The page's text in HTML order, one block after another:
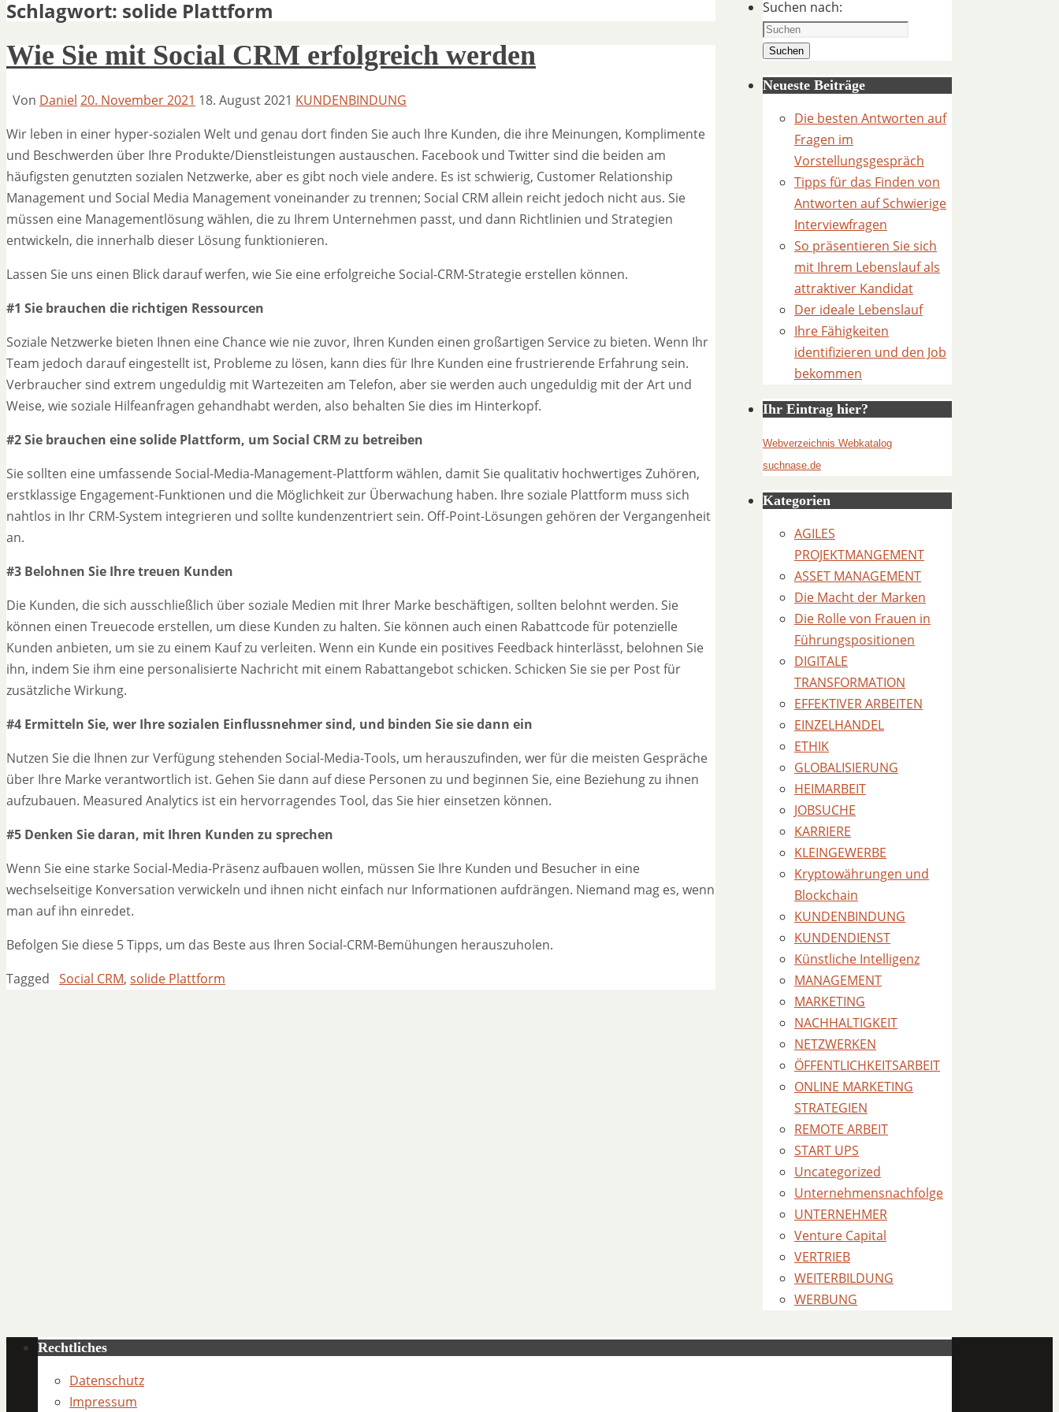
Schlagwort: solide Plattform
Wie Sie mit Social CRM erfolgreich werden
Von Daniel 20. November 2021 18. August 2021 KUNDENBINDUNG
Wir leben in einer hyper-sozialen Welt und genau dort finden Sie auch Ihre Kunden, die ihre Meinungen, Komplimente
und Beschwerden über Ihre Produkte/Dienstleistungen austauschen. Facebook und Twitter sind die beiden am
häufigsten genutzten sozialen Netzwerke, aber es gibt noch viele andere. Es ist schwierig, Customer Relationship
Management und Social Media Management voneinander zu trennen; Social CRM allein reicht jedoch nicht aus. Sie
müssen eine Managementlösung wählen, die zu Ihrem Unternehmen passt, und dann Richtlinien und Strategien
entwickeln, die innerhalb dieser Lösung funktionieren.
Lassen Sie uns einen Blick darauf werfen, wie Sie eine erfolgreiche Social-CRM-Strategie erstellen können.
#1 Sie brauchen die richtigen Ressourcen
Soziale Netzwerke bieten Ihnen eine Chance wie nie zuvor, Ihren Kunden einen großartigen Service zu bieten. Wenn Ihr
Team jedoch darauf eingestellt ist, Probleme zu lösen, kann dies für Ihre Kunden eine frustrierende Erfahrung sein.
Verbraucher sind extrem ungeduldig mit Wartezeiten am Telefon, aber sie werden auch ungeduldig mit der Art und
Weise, wie soziale Hilfeanfragen gehandhabt werden, also behalten Sie dies im Hinterkopf.
#2 Sie brauchen eine solide Plattform, um Social CRM zu betreiben
Sie sollten eine umfassende Social-Media-Management-Plattform wählen, damit Sie qualitativ hochwertiges Zuhören,
erstklassige Engagement-Funktionen und die Möglichkeit zur Überwachung haben. Ihre soziale Plattform muss sich
nahtlos in Ihr CRM-System integrieren und sollte kundenzentriert sein. Off-Point-Lösungen gehören der Vergangenheit
an.
#3 Belohnen Sie Ihre treuen Kunden
Die Kunden, die sich ausschließlich über soziale Medien mit Ihrer Marke beschäftigen, sollten belohnt werden. Sie
können einen Treuecode erstellen, um diese Kunden zu halten. Sie können auch einen Rabattcode für potenzielle
Kunden anbieten, um sie zu einem Kauf zu verleiten. Wenn ein Kunde ein positives Feedback hinterlässt, belohnen Sie
ihn, indem Sie ihm eine personalisierte Nachricht mit einem Rabattangebot schicken. Schicken Sie sie per Post für
zusätzliche Wirkung.
#4 Ermitteln Sie, wer Ihre sozialen Einflussnehmer sind, und binden Sie sie dann ein
Nutzen Sie die Ihnen zur Verfügung stehenden Social-Media-Tools, um herauszufinden, wer für die meisten Gespräche
über Ihre Marke verantwortlich ist. Gehen Sie dann auf diese Personen zu und beginnen Sie, eine Beziehung zu ihnen
aufzubauen. Measured Analytics ist ein hervorragendes Tool, das Sie hier einsetzen können.
#5 Denken Sie daran, mit Ihren Kunden zu sprechen
Wenn Sie eine starke Social-Media-Präsenz aufbauen wollen, müssen Sie Ihre Kunden und Besucher in eine
wechselseitige Konversation verwickeln und ihnen nicht einfach nur Informationen aufdrängen. Niemand mag es, wenn
man auf ihn einredet.
Befolgen Sie diese 5 Tipps, um das Beste aus Ihren Social-CRM-Bemühungen herauszuholen.
Tagged Social CRM, solide Plattform
Suchen nach:
Suchen
Neueste Beiträge
Die besten Antworten auf
Fragen im
Vorstellungsgespräch
Tipps für das Finden von
Antworten auf Schwierige
Interviewfragen
So präsentieren Sie sich
mit Ihrem Lebenslauf als
attraktiver Kandidat
Der ideale Lebenslauf
Ihre Fähigkeiten
identifizieren und den Job
bekommen
Ihr Eintrag hier?
Webverzeichnis Webkatalog
suchnase.de
Kategorien
AGILES
PROJEKTMANGEMENT
ASSET MANAGEMENT
Die Macht der Marken
Die Rolle von Frauen in
Führungspositionen
DIGITALE
TRANSFORMATION
EFFEKTIVER ARBEITEN
EINZELHANDEL
ETHIK
GLOBALISIERUNG
HEIMARBEIT
JOBSUCHE
KARRIERE
KLEINGEWERBE
Kryptowährungen und
Blockchain
KUNDENBINDUNG
KUNDENDIENST
Künstliche Intelligenz
MANAGEMENT
MARKETING
NACHHALTIGKEIT
NETZWERKEN
ÖFFENTLICHKEITSARBEIT
ONLINE MARKETING
STRATEGIEN
REMOTE ARBEIT
START UPS
Uncategorized
Unternehmensnachfolge
UNTERNEHMER
Venture Capital
VERTRIEB
WEITERBILDUNG
WERBUNG
Rechtliches
Datenschutz
Impressum